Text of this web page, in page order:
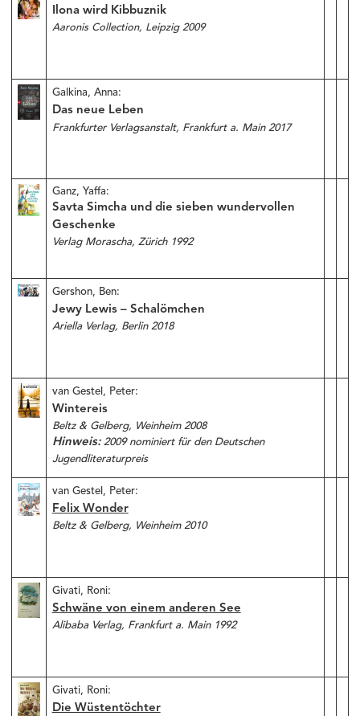
Ilona wird Kibbuznik
Aaronis Collection, Leipzig 2009
Galkina, Anna:
Das neue Leben
Frankfurter Verlagsanstalt, Frankfurt a. Main 2017
Ganz, Yaffa:
Savta Simcha und die sieben wundervollen
Geschenke
Verlag Morascha, Zürich 1992
Gershon, Ben:
Jewy Lewis – Schalömchen
Ariella Verlag, Berlin 2018
van Gestel, Peter:
Wintereis
Beltz & Gelberg, Weinheim 2008
Hinweis:2009 nominiert für den Deutschen
Jugendliteraturpreis
van Gestel, Peter:
Felix Wonder
Beltz & Gelberg, Weinheim 2010
Givati, Roni:
Schwäne von einem anderen See
Alibaba Verlag, Frankfurt a. Main 1992
Givati, Roni:
Die Wüstentöchter